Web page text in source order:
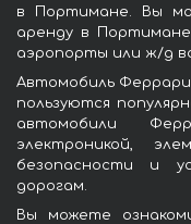
в Портимане. Вы
аренду в
аэропорты или ж/д
Автомобиль
пользуются
автомобили
электроникой,
безопасности и
дорогам.
Вы можете